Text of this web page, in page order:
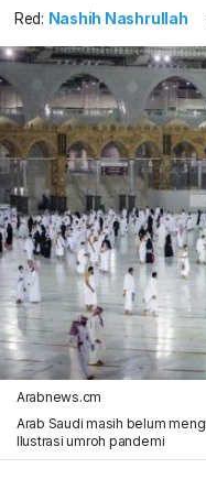
Red: Nashih Nashrullah
Arabnews.cm
Arab Saudi masih belum
Ilustrasi umroh pandemi